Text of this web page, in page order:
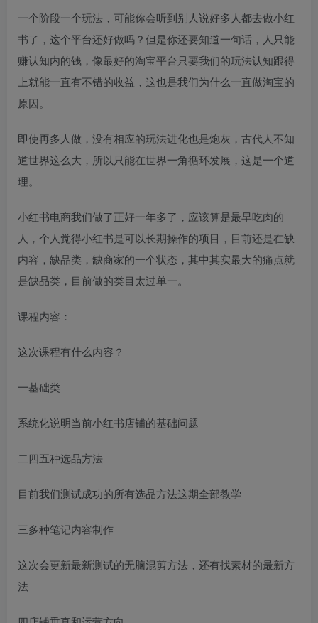
一个阶段一个玩法，可能你会听到别人说好多人都去做小红
书了，这个平台还好做吗？但是你还要知道一句话，人只能
赚认知内的钱，像最好的淘宝平台只要我们的玩法认知跟得
上就能一直有不错的收益，这也是我们为什么一直做淘宝的
原因。
即使再多人做，没有相应的玩法进化也是炮灰，古代人不知
道世界这么大，所以只能在世界一角循环发展，这是一个道
理。
小红书电商我们做了正好一年多了，应该算是最早吃肉的
人，个人觉得小红书是可以长期操作的项目，目前还是在缺
内容，缺品类，缺商家的一个状态，其中其实最大的痛点就
是缺品类，目前做的类目太过单一。
课程内容：
这次课程有什么内容？
一基础类
系统化说明当前小红书店铺的基础问题
二四五种选品方法
目前我们测试成功的所有选品方法这期全部教学
三多种笔记内容制作
这次会更新最新测试的无脑混剪方法，还有找素材的最新方
法